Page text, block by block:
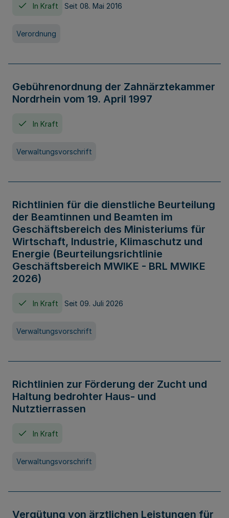
In Kraft Seit 08. Mai 2016
Verordnung
Gebührenordnung der Zahnärztekammer
Nordrhein vom 19. April 1997
In Kraft
Verwaltungsvorschrift
Richtlinien für die dienstliche Beurteilung
der Beamtinnen und Beamten im
Geschäftsbereich des Ministeriums für
Wirtschaft, Industrie, Klimaschutz und
Energie (Beurteilungsrichtlinie
Geschäftsbereich MWIKE - BRL MWIKE
2026)
In Kraft Seit 09. Juli 2026
Verwaltungsvorschrift
Richtlinien zur Förderung der Zucht und
Haltung bedrohter Haus- und
Nutztierrassen
In Kraft
Verwaltungsvorschrift
Vergütung von ärztlichen Leistungen für